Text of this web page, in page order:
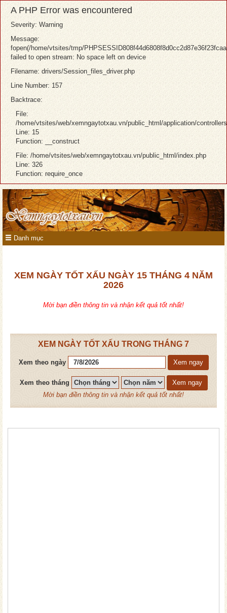
A PHP Error was encountered
Severity: Warning
Message:
fopen(/home/vtsites/tmp/
failed to open stream: No space left on device
Filename: drivers/Session_files_driver.php
Line Number: 157
Backtrace:
File:
/home/vtsites/web/xemngaytotxau.vn/public_html/application/
Line: 15
Function: __construct
File: /home/vtsites/web/xemngaytotxau.vn/public_html/index.php
Line: 326
Function: require_once
Danh mục
XEM NGÀY TỐT XẤU NGÀY 15 THÁNG 4 NĂM
2026
Mời bạn điền thông tin và nhận kết quả tốt nhất!
XEM NGÀY TỐT XẤU TRONG THÁNG 7
Xem theo ngày Xem ngay
Xem theo tháng
Xem ngay
Mời bạn điền thông tin và nhận kết quả tốt nhất!